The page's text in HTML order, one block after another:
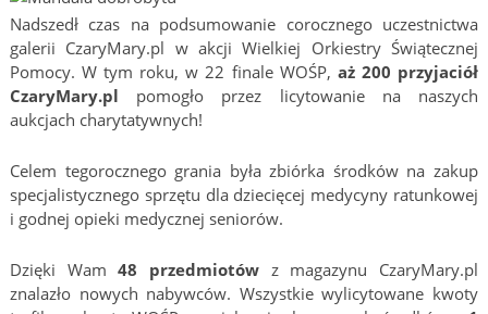
Nadszedł czas na podsumowanie corocznego uczestnictwa
galerii CzaryMary.pl w akcji Wielkiej Orkiestry Świątecznej
Pomocy. W tym roku, w 22 finale WOŚP, aż 200 przyjaciół
CzaryMary.pl pomogło przez licytowanie na naszych
aukcjach charytatywnych!
Celem tegorocznego grania była zbiórka środków na zakup
specjalistycznego sprzętu dla dziecięcej medycyny ratunkowej
i godnej opieki medycznej seniorów.
Dzięki Wam48 przedmiotów z magazynu CzaryMary.pl
znalazło nowych nabywców. Wszystkie wylicytowane kwoty